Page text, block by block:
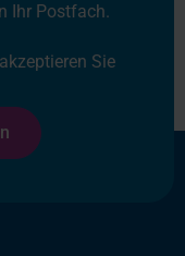
Ihr Postfach.
Sie